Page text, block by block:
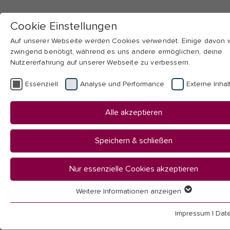
Skip to main navigation Skip to page footer
You
here:
Startseite
Bibliothek
Fernleihe
Fernleihe
Cookie Einstellungen
Auf unserer Webseite werden Cookies verwendet. Einige davon
zwingend benötigt, während es uns andere ermöglichen, deine
Nutzererfahrung auf unserer Webseite zu verbessern.
Essenziell Analyse und Performance Externe
Alle akzeptieren
Speichern & schließen
Nur essenzielle Cookies akzeptieren
Essenzielle Cookies werden für grundlegende Funktionen der
Weitere Informationen anzeigen
Impressum